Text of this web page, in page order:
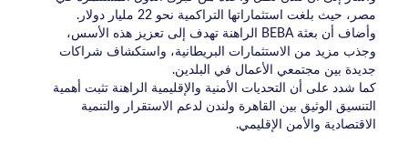
مصر، حيث بلغت استثماراتها التراكمية نحو 22 مليار دولار.
وأضاف أن بعثة BEBA الراهنة تهدف إلى تعزيز هذه الأسس،
وجذب مزيد من الاستثمارات البريطانية، واستكشاف شراكات
جديدة بين مجتمعي الأعمال في البلدين.
كما شدد على أن التحديات الأمنية والإقليمية الراهنة تثبت أهمية
التنسيق الوثيق بين القاهرة ولندن لدعم الاستقرار والتنمية
الاقتصادية والأمن الإقليمي.